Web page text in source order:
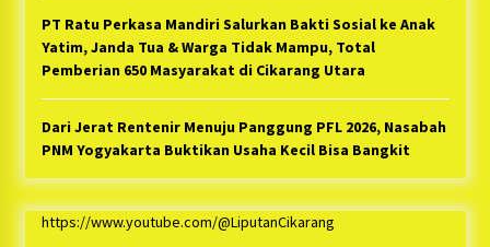
PT Ratu Perkasa Mandiri Salurkan Bakti Sosial ke Anak
Yatim, Janda Tua & Warga Tidak Mampu, Total
Pemberian 650 Masyarakat di Cikarang Utara
Dari Jerat Rentenir Menuju Panggung PFL 2026, Nasabah
PNM Yogyakarta Buktikan Usaha Kecil Bisa Bangkit
https://www.youtube.com/@LiputanCikarang